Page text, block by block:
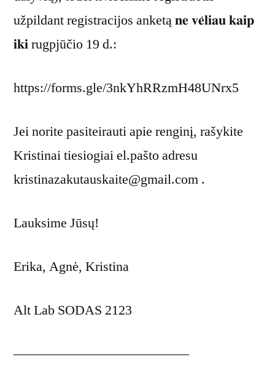
užpildant registracijos anketą 𝐧𝐞 𝐯𝐞̇𝐥𝐢𝐚𝐮 𝐤𝐚𝐢𝐩
𝐢𝐤𝐢 rugpjūčio 19 d.:
https://forms.gle/3nkYhRRzmH48UNrx5
Jei norite pasiteirauti apie renginį, rašykite
Kristinai tiesiogiai el.pašto adresu
kristinazakutauskaite@gmail.com .
Lauksime Jūsų!
Erika, Agnė, Kristina
Alt Lab SODAS 2123
—————————————